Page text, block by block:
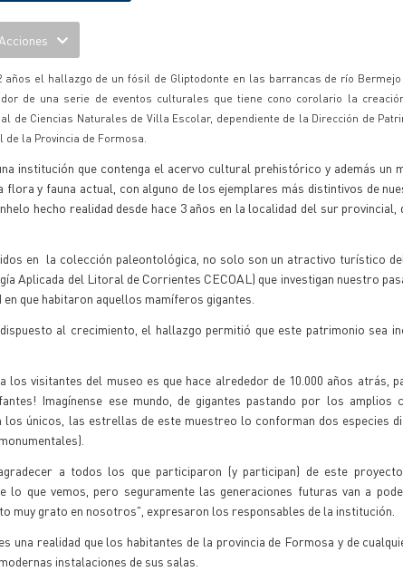
años el hallazgo de un fósil de Gliptodonte en las barrancas de río
de una serie de eventos culturales que tiene cono corolario la
de Ciencias Naturales de Villa Escolar, dependiente de la Dirección de
de la Provincia de Formosa.
institución que contenga el acervo cultural prehistórico y además un
flora y fauna actual, con alguno de los ejemplares más distintivos de
hecho realidad desde hace 3 años en la localidad del sur provincial,
en la colección paleontológica, no solo son un atractivo turístico
Aplicada del Litoral de Corrientes CECOAL) que investigan nuestro
que habitaron aquellos mamíferos gigantes.
al crecimiento, el hallazgo permitió que este patrimonio sea
los visitantes del museo es que hace alrededor de 10.000 años atrás,
Imagínense ese mundo, de gigantes pastando por los amplios
únicos, las estrellas de este muestreo lo conforman dos especies
a todos los que participaron (y participan) de este
que vemos, pero seguramente las generaciones futuras van a
muy grato en nosotros", expresaron los responsables de la institución.
una realidad que los habitantes de la provincia de Formosa y de
instalaciones de sus salas.